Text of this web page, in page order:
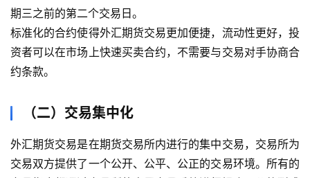
期三之前的第二个交易日。
标准化的合约使得外汇期货交易更加便捷，流动性更好，投
资者可以在市场上快速买卖合约，不需要与交易对手协商合
约条款。
（二）交易集中化
外汇期货交易是在期货交易所内进行的集中交易，交易所为
交易双方提供了一个公开、公平、公正的交易环境。所有的